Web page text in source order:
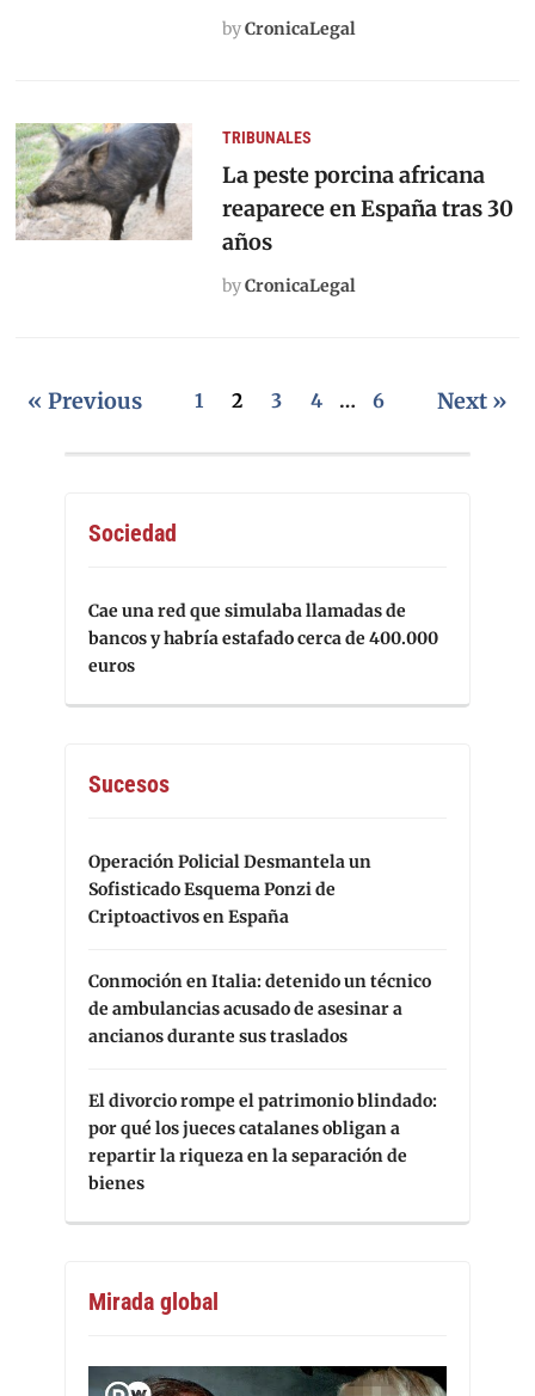
byCronicaLegal
TRIBUNALES
La peste porcina africana
reaparece en España tras 30
años
byCronicaLegal
« Previous 1 2 3 4 … 6 Next »
Sociedad
Cae una red que simulaba llamadas de
bancos y habría estafado cerca de 400.000
euros
Sucesos
Operación Policial Desmantela un
Sofisticado Esquema Ponzi de
Criptoactivos en España
Conmoción en Italia: detenido un técnico
de ambulancias acusado de asesinar a
ancianos durante sus traslados
El divorcio rompe el patrimonio blindado:
por qué los jueces catalanes obligan a
repartir la riqueza en la separación de
bienes
Mirada global